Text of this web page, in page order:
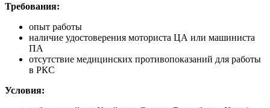
Требования:
опыт работы
наличие удостоверения моториста ЦА или машиниста
ПА
отсутствие медицинских противопоказаний для работы
в РКС
Условия: